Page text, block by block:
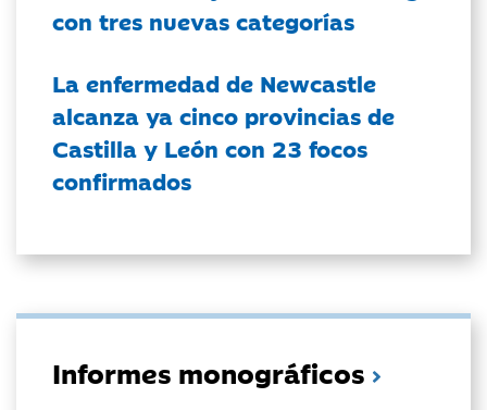
con tres nuevas categorías
La enfermedad de Newcastle
alcanza ya cinco provincias de
Castilla y León con 23 focos
confirmados
Informes monográficos